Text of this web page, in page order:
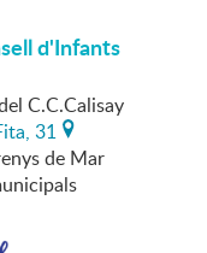
d'Infants
C.C.Calisay
31
de Mar